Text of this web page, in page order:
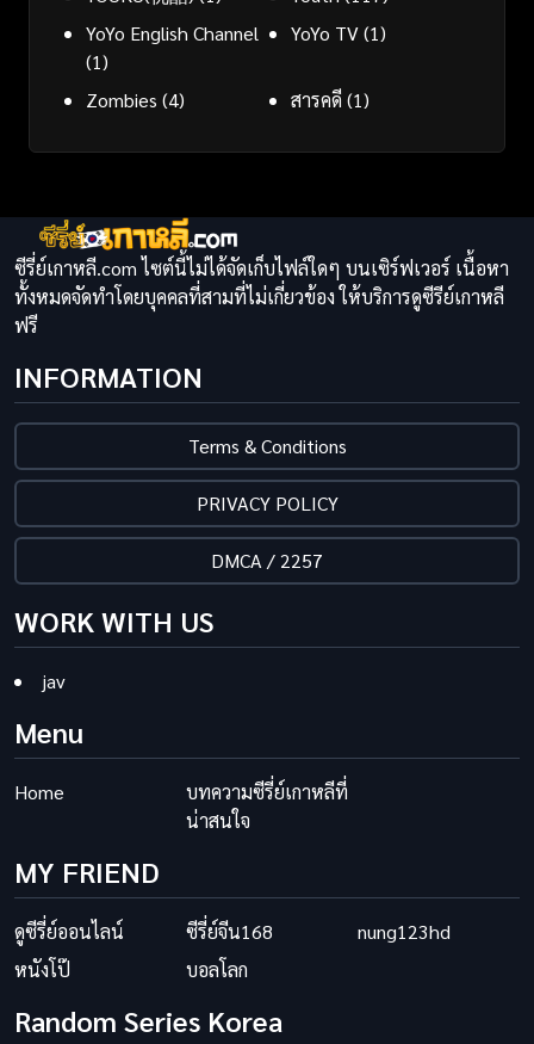
YoYo English Channel
(1)
YoYo TV(1)
Zombies (4) สารคดี(1)
ซีรี่ย์เกาหลี.com ไซต์นี้ไม่ได้จัดเก็บไฟล์ใดๆ บนเซิร์ฟเวอร์ เนื้อหา
ทั้งหมดจัดทำโดยบุคคลที่สามที่ไม่เกี่ยวข้อง ให้บริการดูซีรีย์เกาหลี
ฟรี
INFORMATION
Terms & Conditions
PRIVACY POLICY
DMCA / 2257
WORK WITH US
jav
Menu
Home
บทความซีรี่ย์เกาหลีที่
น่าสนใจ
MY FRIEND
ดูซีรี่ย์ออนไลน์ ซีรี่ย์จีน168
nung123hd
หนังโป๊
บอลโลก
Random Series Korea